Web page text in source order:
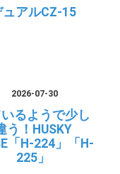
ュアルCZ-15
2026-07-30
るようで少し
う！HUSKY
「H-224」「H-
225」